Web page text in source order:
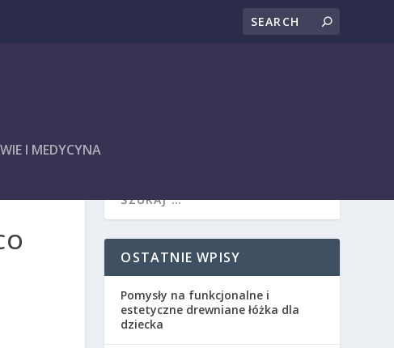
I MEDYCYNA
OSTATNIE WPISY
Pomysły na funkcjonalne i
estetyczne drewniane łóżka dla
dziecka